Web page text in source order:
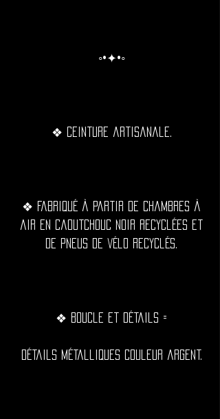
◦•✦•◦
❖ Ceinture artisanale.
❖ Fabriqué à partir de chambres à
air en caoutchouc noir recyclées et
de pneus de vélo recyclés.
❖ Boucle et détails =
Détails métalliques couleur argent.